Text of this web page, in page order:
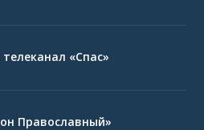
«Спас»
Православный»